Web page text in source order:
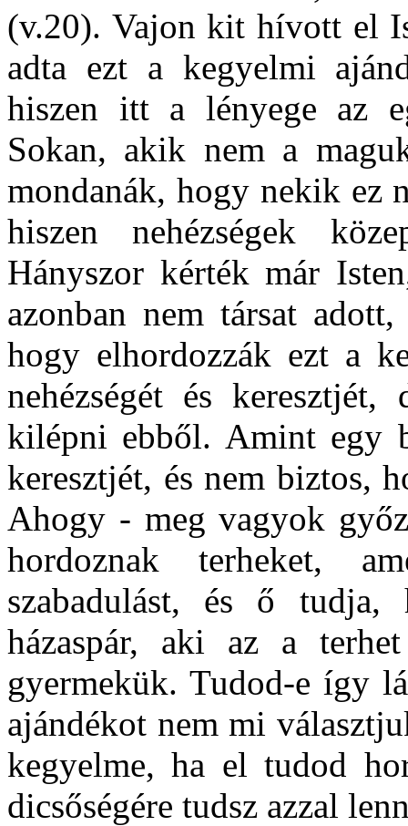
(v.20). Vajon kit hívott el
adta ezt a kegyelmi
hiszen itt a lényege az
Sokan, akik nem a
mondanák, hogy nekik ez
hiszen nehézségek
Hányszor kérték már
azonban nem társat
hogy elhordozzák ezt a
nehézségét és
kilépni ebből. Amint egy
keresztjét, és nem biztos,
Ahogy - meg vagyok
hordoznak terheket,
szabadulást, és ő
házaspár, aki az a
gyermekük. Tudod-e így
ajándékot nem mi
kegyelme, ha el tudod
dicsőségére tudsz azzal